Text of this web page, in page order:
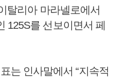
탈리아 마라넬로에서
125S를 선보이면서 페
는 인사말에서 “지속적